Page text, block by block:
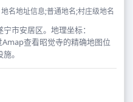
名地址信息;普通地名;村庄级地名
市安居区。地理坐标：
查看昭觉寺的精确地图位
。